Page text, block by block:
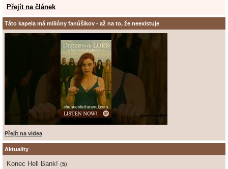
Přejít na článek
Táto kapela má milióny fanúšikov - až na to, že neexistuje
Přejít na videa
Aktuality
Konec Hell Bank! (5)